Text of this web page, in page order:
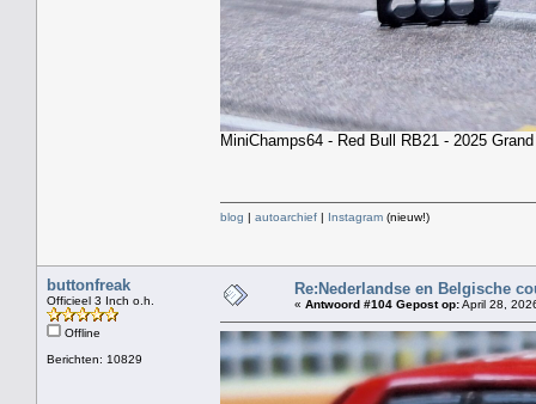
MiniChamps64 - Red Bull RB21 - 2025
blog | autoarchief | Instagram (nieuw!)
buttonfreak
Officieel 3 Inch o.h.
Offline
Berichten: 10829
Re:Nederlandse en Belgische
« Antwoord #104 Gepost op:April 28,